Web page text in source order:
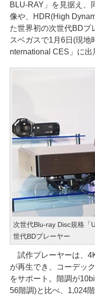
BLU-RAY」を見据え、
像や、HDR(High
た世界初の次世代BDプ
スベガスで1月6日(現地
nternational CES」に出
次世代Blu-ray Disc規格「
世代BDプレーヤー
試作プレーヤーは、
が再生でき、コーデッ
をサポート。階調が
56階調)と比べ、1,024